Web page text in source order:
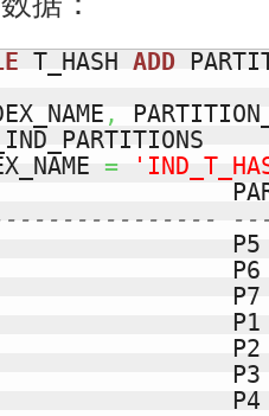
T_HASH ADD
,
=